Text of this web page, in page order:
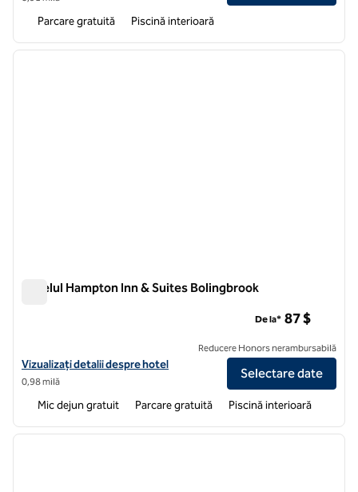
Parcare gratuită Piscină interioară
1 din 12
Hotelul Hampton Inn & Suites Bolingbrook
Vizualizați detaliile hotelului Hampton Inn & Suites Bolingbrook
Vizualizați detalii despre hotel
0,98 milă
De la* 87 $
Reducere Honors nerambursabilă
Selectare date
Mic dejun gratuit Parcare gratuită Piscină interioară
1 din 11